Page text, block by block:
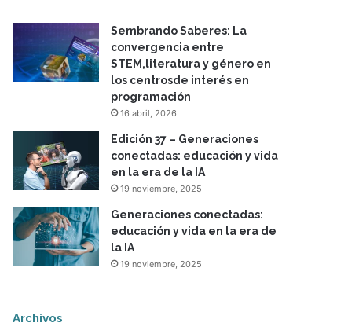
Sembrando Saberes: La
convergencia entre
STEM,literatura y género en
los centrosde interés en
programación
16 abril, 2026
Edición 37 – Generaciones
conectadas: educación y vida
en la era de la IA
19 noviembre, 2025
Generaciones conectadas:
educación y vida en la era de
la IA
19 noviembre, 2025
Archivos